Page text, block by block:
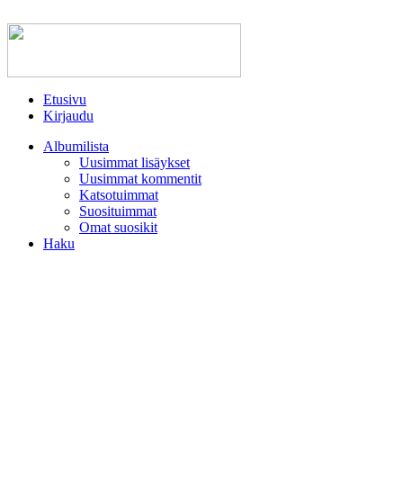
Etusivu
Kirjaudu
Albumilista
Uusimmat lisäykset
Uusimmat kommentit
Katsotuimmat
Suosituimmat
Omat suosikit
Haku